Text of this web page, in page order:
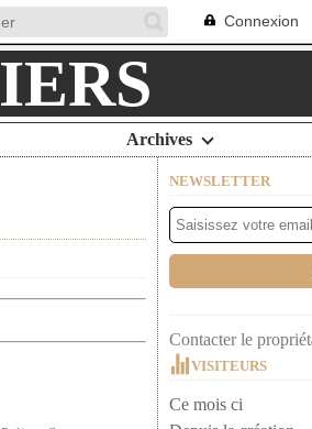
Connexion
Archives
NEWSLETTER
Contacter le
VISITEURS
Ce mois ci